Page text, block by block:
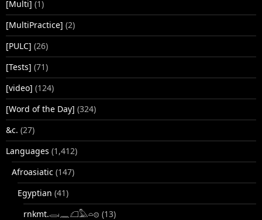
[Multi] (1)
[MultiPractice] (2)
[PULC] (26)
[Tests] (71)
[video] (124)
[Word of the Day] (324)
&c. (27)
Languages (1,412)
Afroasiatic (147)
Egyptian (41)
rnkmt.𓂋𓏺𓈖𓆎𓅓𓏏𓊖 (13)